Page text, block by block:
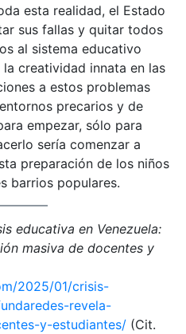
esta realidad, el Estado
sus fallas y quitar todos
al sistema educativo
creatividad innata en las
a estos problemas
precarios y de
empezar, sólo para
sería comenzar a
preparación de los niños
barrios populares.
educativa en Venezuela:
masiva de docentes y
2025/01/crisis-
revela-
y-estudiantes/ (Cit.